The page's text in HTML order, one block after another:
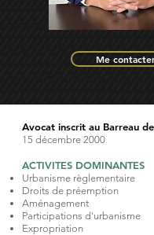
Me
Avocat inscrit au Barreau
15 décembre 2000
ACTIVITES DOMINANTES
Urbanisme règlementaire
Droits de préemption
Aménagement
Participations d'urbanisme
Expropriation